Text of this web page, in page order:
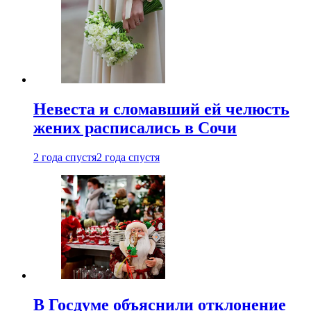
Невеста и сломавший ей челюсть
жених расписались в Сочи
2 года спустя2 года спустя
В Госдуме объяснили отклонение